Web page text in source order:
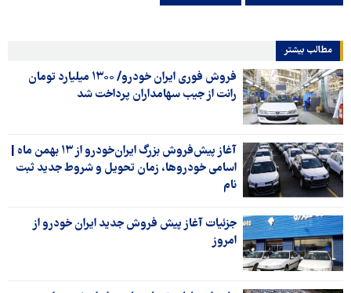
مطالب بیشتر
فروش فوری ایران خودرو/ ۱۳۰۰ میلیارد تومان
رانت از جیب سهامداران پرداخت شد
آغاز پیش‌فروش بزرگ ایران‌خودرو از ۱۳ بهمن ماه |
اسامی خودروها، زمان تحویل و شروط جدید ثبت
نام
جزئیات آغاز پیش فروش جدید ایران خودرو از
امروز